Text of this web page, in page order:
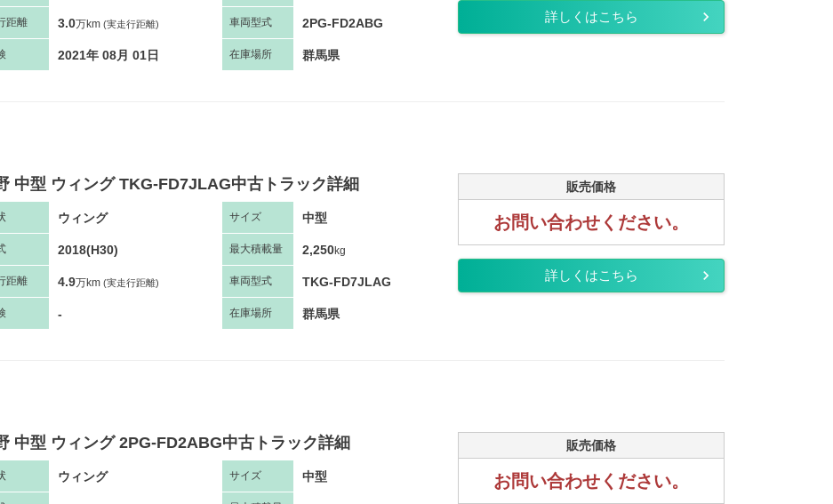
距離 3.0万km (実走行距離) 車両型式 2PG-FD2ABG
2021年 08月 01日 在庫場所 群馬県
詳しくはこちら
中型 ウィング TKG-FD7JLAG中古トラック詳細
ウィング サイズ 中型
2018(H30) 最大積載量 2,250kg
距離 4.9万km (実走行距離) 車両型式 TKG-FD7JLAG
- 在庫場所 群馬県
販売価格
お問い合わせください。
詳しくはこちら
中型 ウィング 2PG-FD2ABG中古トラック詳細
ウィング サイズ 中型
販売価格
お問い合わせください。